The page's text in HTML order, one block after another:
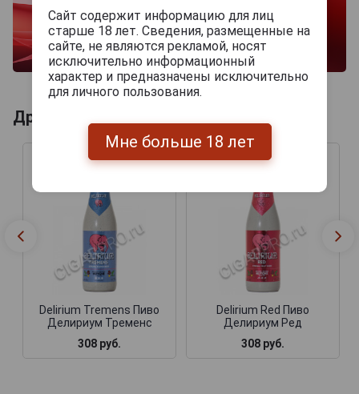
Другие продукты бренда DELIRIUM
Delirium Tremens Пиво
Делириум Тременс
308 руб.
Delirium Red Пиво
Делириум Ред
308 руб.
Сайт содержит информацию для лиц
старше 18 лет. Сведения, размещенные на
сайте, не являются рекламой, носят
исключительно информационный
характер и предназначены исключительно
для личного пользования.
Мне больше 18 лет